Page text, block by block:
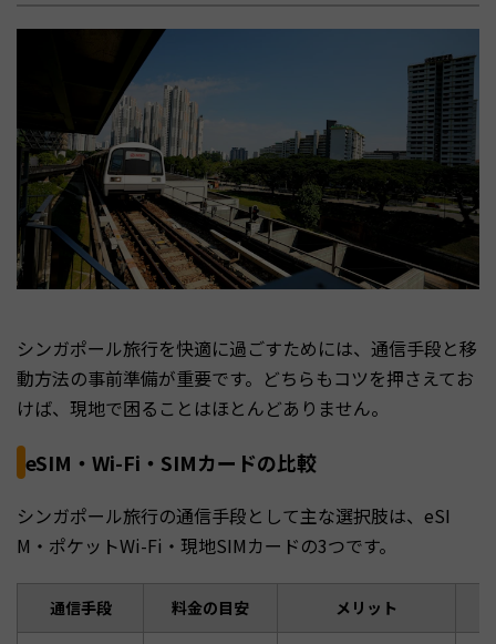
シンガポール旅行を快適に過ごすためには、通信手段と移
動方法の事前準備が重要です。どちらもコツを押さえてお
けば、現地で困ることはほとんどありません。
eSIM・Wi-Fi・SIMカードの比較
シンガポール旅行の通信手段として主な選択肢は、eSI
M・ポケットWi-Fi・現地SIMカードの3つです。
通信手段 料金の目安 メリット